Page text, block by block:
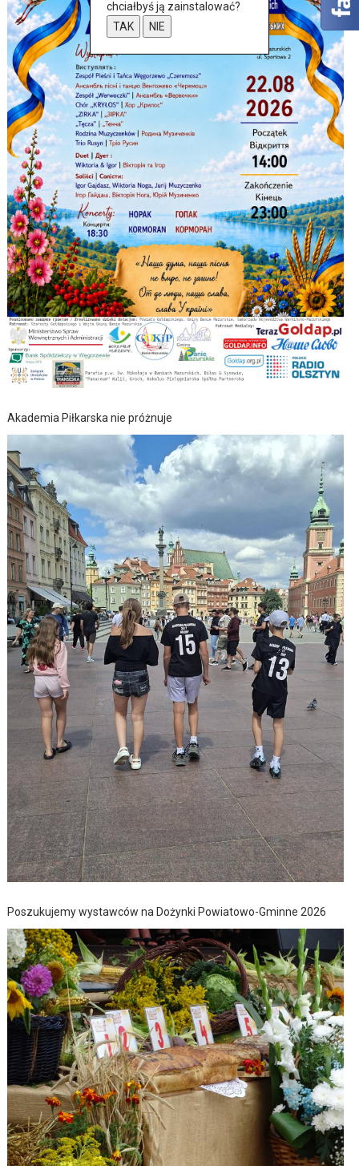
Akademia Piłkarska nie próżnuje
Poszukujemy wystawców na Dożynki Powiatowo-Gminne 2026
chciałbyś ją zainstalować?
TAK
NIE